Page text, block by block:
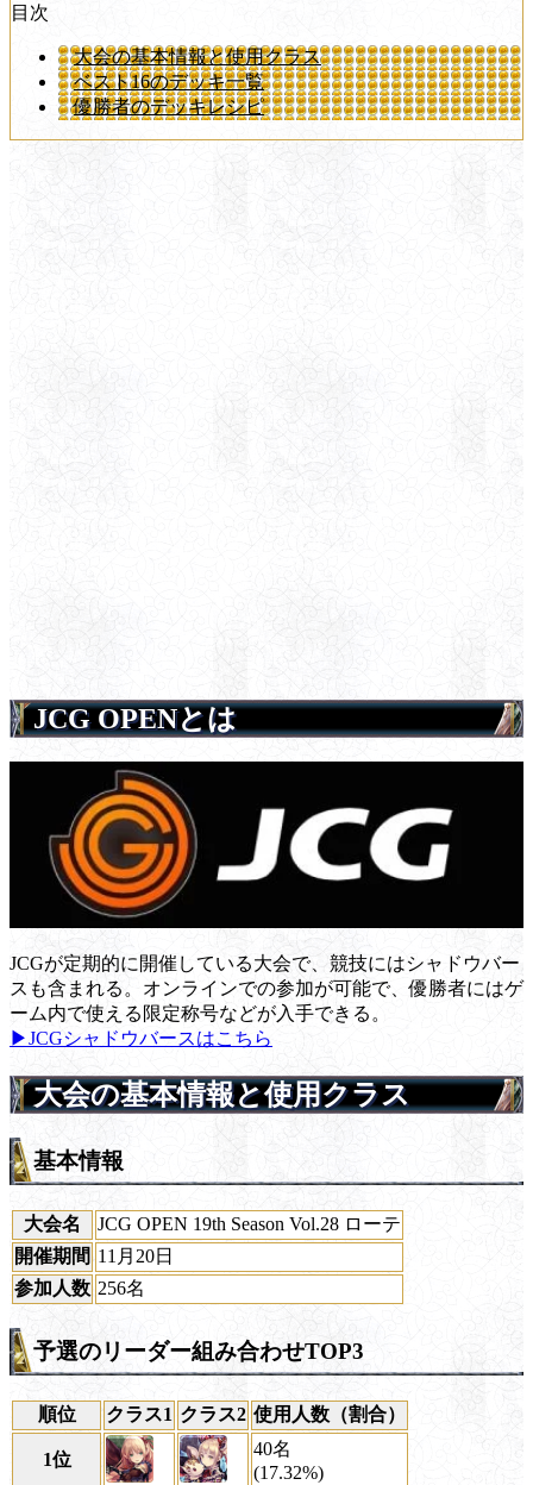
目次
大会の基本情報と使用クラス
ベスト16のデッキ一覧
優勝者のデッキレシピ
JCG OPENとは
JCGが定期的に開催している大会で、競技にはシャドウバー
スも含まれる。オンラインでの参加が可能で、優勝者にはゲ
ーム内で使える限定称号などが入手できる。
▶JCGシャドウバースはこちら
大会の基本情報と使用クラス
基本情報
大会名
JCG OPEN 19th Season Vol.28 ローテ
開催期間 11月20日
参加人数 256名
予選のリーダー組み合わせTOP3
順位 クラス1 クラス2 使用人数（割合）
1位
40名
(17.32%)